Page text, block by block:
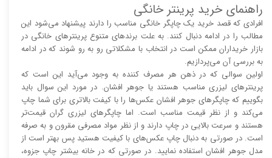
راهنمای خرید پرینتر خانگی
افرادی که قصد خرید یک چاپگر خانگی مناسب را دارند پیشنهاد می‌شود این
مطالب را در ادامه دنبال کنند. به علت برند‌های متنوع پرینتر‌های خانگی در
بازار خریداران ممکن است در انتخاب با مشکلاتی رو به رو شوند که در ادامه
به بررسی آن می‌پردازیم.
اولین سوالی که در ذهن هر مصرف کننده به وجود می‌آید این است که
پرینتر‌های لیزری مناسب هستند یا جوهر افشان. در مورد این سوال باید
بگوییم که چاپگر‌های جوهر افشان عکس‌ها را با کیفت بالا‌‌‌تری برای شما چاپ
می‌کند و از نظر قیمت مناسب است. اما چاپگر‌های لیزری گران قیمت‌تر
هستند و سرعت بالایی در چاپ دارند و از نظر مواد مصرفی مقرون و به صرفه
است. در صورتی به دنبال چاپ عکس‌های با کیفیت هستید پس بهتر است از
مدل جوهر افشان استفاده نمایید. در صورتی که در خانه بیشتر چاپ جزوه،